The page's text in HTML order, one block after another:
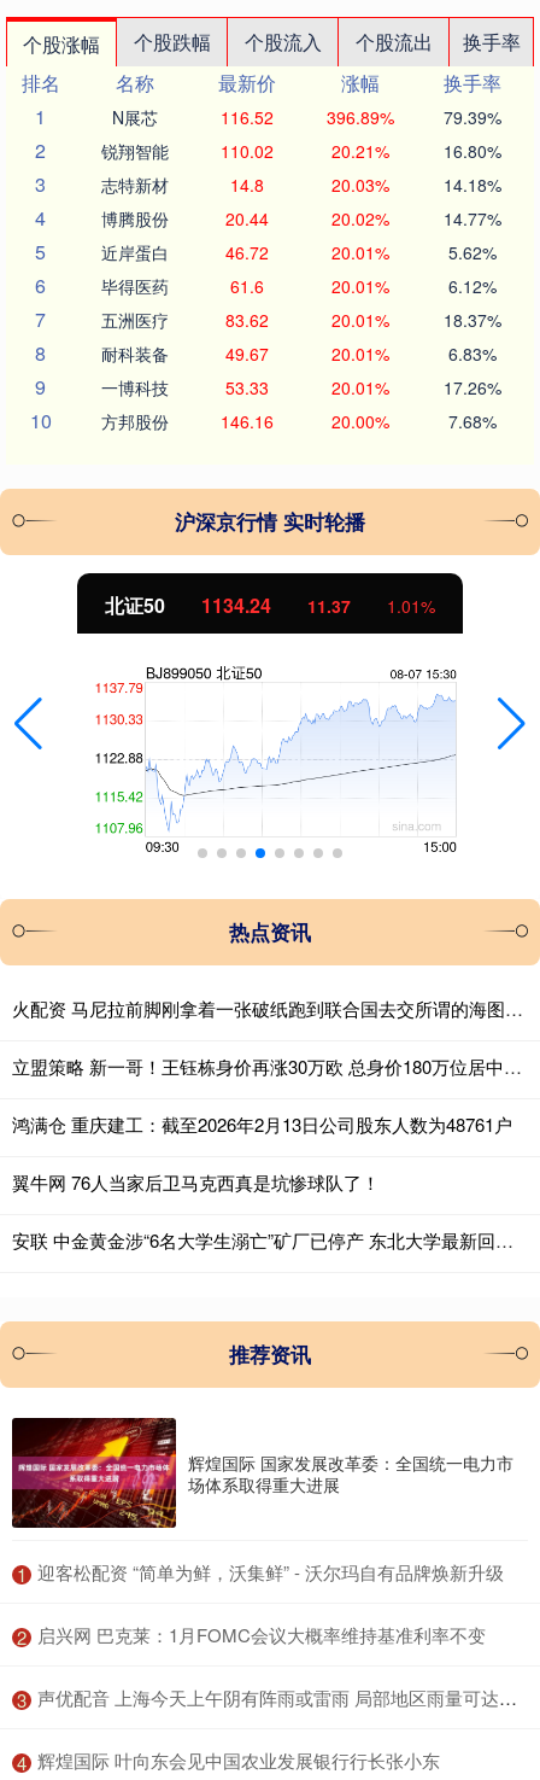
个股涨幅 个股跌幅 个股流入 个股流出
换手率
排名
名称 最新价 涨幅
换手率
1
N展芯 116.52 396.89% 79.39%
2 锐翔智能 110.02 20.21% 16.80%
3 志特新材 14.8 20.03% 14.18%
4 博腾股份 20.44 20.02% 14.77%
5 近岸蛋白 46.72 20.01% 5.62%
6 毕得医药 61.6 20.01% 6.12%
7 五洲医疗 83.62 20.01% 18.37%
8 耐科装备 49.67 20.01% 6.83%
9 一博科技 53.33 20.01% 17.26%
10 方邦股份 146.16 20.00% 7.68%
沪深京行情 实时轮播
北证50 1134.24 11.37 1.01%
热点资讯
火配资 马尼拉前脚刚拿着一张破纸跑到联合国去交所谓的海图，自以为玩了手高明的
立盟策略 新一哥！王钰栋身价再涨30万欧 总身价180万位居中超本土第1
鸿满仓 重庆建工：截至2026年2月13日公司股东人数为48761户
翼牛网 76人当家后卫马克西真是坑惨球队了！
安联 中金黄金涉“6名大学生溺亡”矿厂已停产 东北大学最新回应！
推荐资讯
辉煌国际 国家发展改革委：全国统一电力市
场体系取得重大进展
1 ​迎客松配资 “简单为鲜，沃集鲜” - 沃尔玛自有品牌焕新升级
2 ​启兴网 巴克莱：1月FOMC会议大概率维持基准利率不变
3 ​声优配音 上海今天上午阴有阵雨或雷雨 局部地区雨量可达大到暴雨
4 ​辉煌国际 叶向东会见中国农业发展银行行长张小东